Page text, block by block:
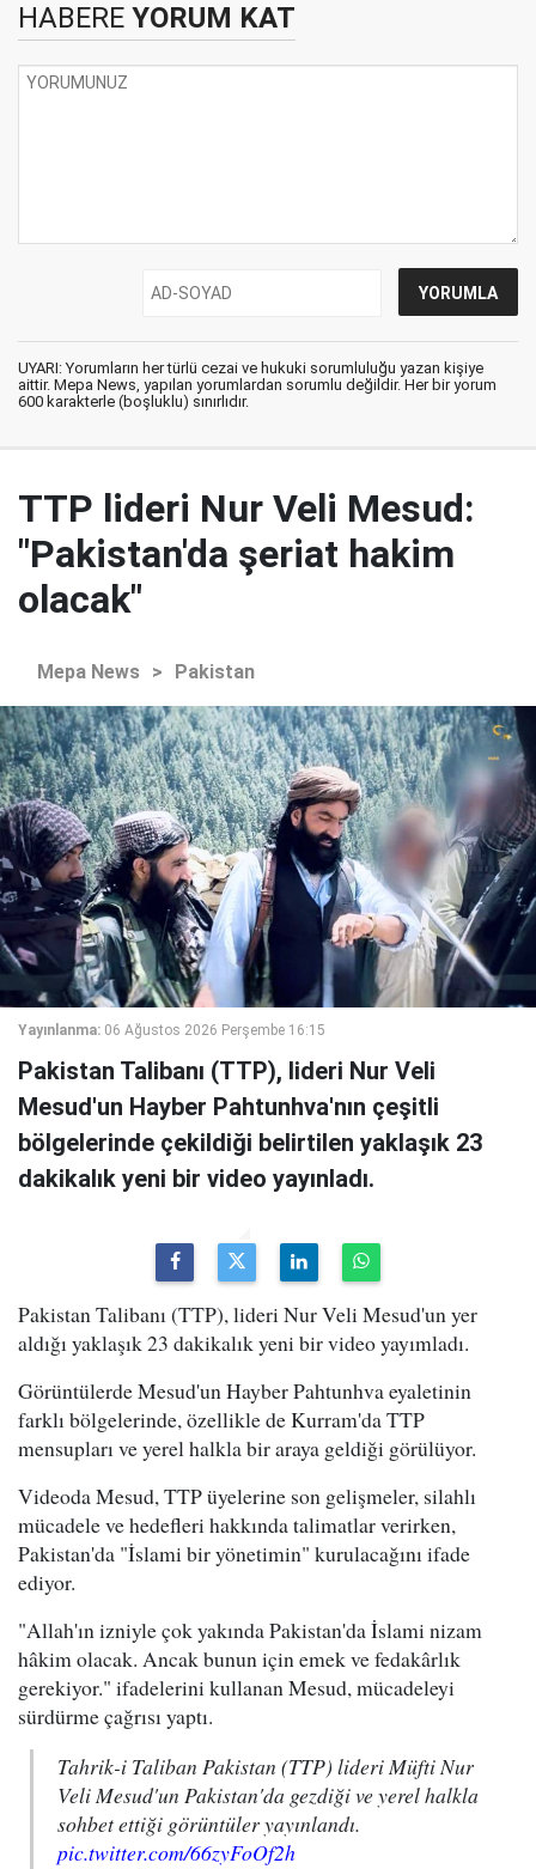
HABERE YORUM KAT
UYARI: Yorumların her türlü cezai ve hukuki sorumluluğu yazan kişiye
aittir. Mepa News, yapılan yorumlardan sorumlu değildir. Her bir yorum
600 karakterle (boşluklu) sınırlıdır.
TTP lideri Nur Veli Mesud:
"Pakistan'da şeriat hakim
olacak"
Mepa News > Pakistan
Yayınlanma: 06 Ağustos 2026 Perşembe 16:15
Pakistan Talibanı (TTP), lideri Nur Veli
Mesud'un Hayber Pahtunhva'nın çeşitli
bölgelerinde çekildiği belirtilen yaklaşık 23
dakikalık yeni bir video yayınladı.
Pakistan Talibanı (TTP), lideri Nur Veli Mesud'un yer
aldığı yaklaşık 23 dakikalık yeni bir video yayımladı.
Görüntülerde Mesud'un Hayber Pahtunhva eyaletinin
farklı bölgelerinde, özellikle de Kurram'da TTP
mensupları ve yerel halkla bir araya geldiği görülüyor.
Videoda Mesud, TTP üyelerine son gelişmeler, silahlı
mücadele ve hedefleri hakkında talimatlar verirken,
Pakistan'da "İslami bir yönetimin" kurulacağını ifade
ediyor.
"Allah'ın izniyle çok yakında Pakistan'da İslami nizam
hâkim olacak. Ancak bunun için emek ve fedakârlık
gerekiyor." ifadelerini kullanan Mesud, mücadeleyi
sürdürme çağrısı yaptı.
Tahrik-i Taliban Pakistan (TTP) lideri Müfti Nur
Veli Mesud'un Pakistan'da gezdiği ve yerel halkla
sohbet ettiği görüntüler yayınlandı.
pic.twitter.com/66zyFoOf2h